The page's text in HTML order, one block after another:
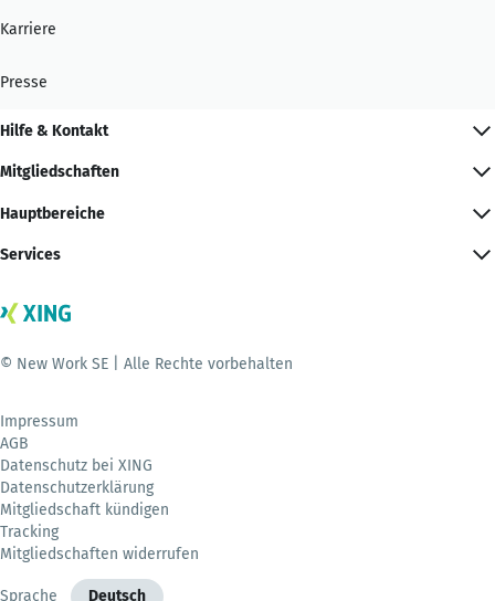
Karriere
Presse
Hilfe & Kontakt
Mitgliedschaften
Hauptbereiche
Services
© New Work SE | Alle Rechte vorbehalten
Impressum
AGB
Datenschutz bei XING
Datenschutzerklärung
Mitgliedschaft kündigen
Tracking
Mitgliedschaften widerrufen
Sprache Deutsch